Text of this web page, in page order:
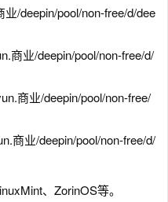
/deepin/pool/non-free/d/dee
商业/deepin/pool/non-free/d/
商业/deepin/pool/non-free/
商业/deepin/pool/non-free/d/
、ZorinOS等。